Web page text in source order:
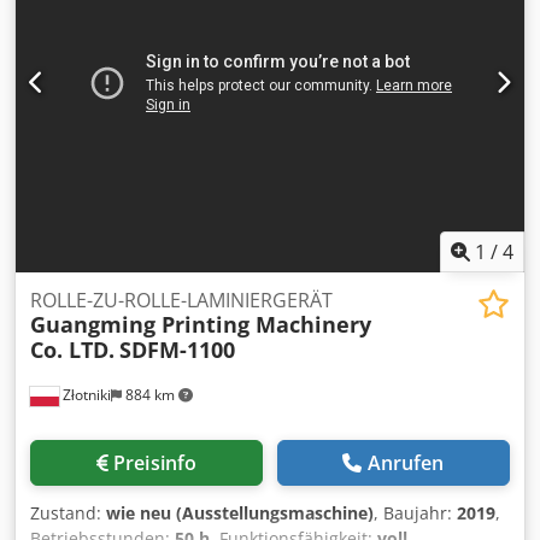
verarbeitet werden. Das System verfügt nicht über eine
Trocknungseinheit. Der PU-Klebstoff wird mit beheizten
Walzen (ca. 70–90 °C) auf die Kartonbahn aufgetragen. Die
1 /4
Złotniki 884 km
ROLLE-ZU-ROLLE-LAMINIERGERÄT
Guangming Printing Machinery
Co. LTD. SDFM-1100
Preisinfo Anrufen
Zustand: wie neu (Ausstellungsmaschine), Baujahr: 2019,